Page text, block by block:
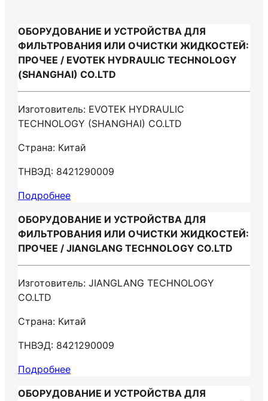
ОБОРУДОВАНИЕ И УСТРОЙСТВА ДЛЯ
ФИЛЬТРОВАНИЯ ИЛИ ОЧИСТКИ ЖИДКОСТЕЙ:
ПРОЧЕЕ / EVOTEK HYDRAULIC TECHNOLOGY
(SHANGHAI) CO.LTD
Изготовитель: EVOTEK HYDRAULIC
TECHNOLOGY (SHANGHAI) CO.LTD
Страна: Китай
ТНВЭД: 8421290009
Подробнее
ОБОРУДОВАНИЕ И УСТРОЙСТВА ДЛЯ
ФИЛЬТРОВАНИЯ ИЛИ ОЧИСТКИ ЖИДКОСТЕЙ:
ПРОЧЕЕ / JIANGLANG TECHNOLOGY CO.LTD
Изготовитель: JIANGLANG TECHNOLOGY
CO.LTD
Страна: Китай
ТНВЭД: 8421290009
Подробнее
ОБОРУДОВАНИЕ И УСТРОЙСТВА ДЛЯ